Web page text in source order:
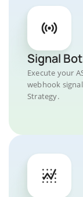
Signal Bot
Execute your
webhook
Strategy.